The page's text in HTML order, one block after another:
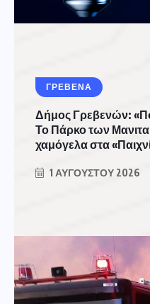
ΓΡΕΒΕΝΑ
Δήμος Γρεβενών:
Το Πάρκο των
χαμόγελα στα
1 ΑΥΓΟΎΣΤΟΥ 2026